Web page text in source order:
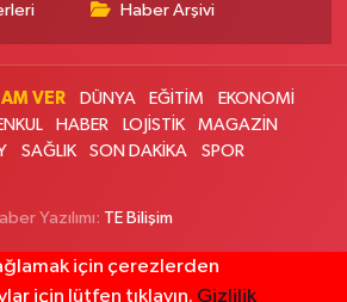
No:142 B ESENTEPE MUHTARLIĞI
KÜLTÜR MERKEZİ KARŞISI
Yol Tarifi Al
Haber Arşivi
VER DÜNYA EĞİTİM
EKONOMİ
HABER LOJİSTİK
MAGAZİN
SAĞLIK SON DAKİKA SPOR
Yazılımı: TE Bilişim
için çerezlerden
için lütfen tıklayın. Gizlilik